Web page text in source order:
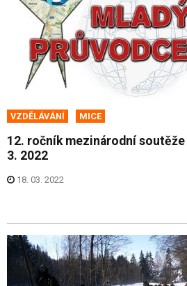
VZDĚLÁVÁNÍ MICE
12. ročník mezinárodní
3. 2022
18. 03. 2022